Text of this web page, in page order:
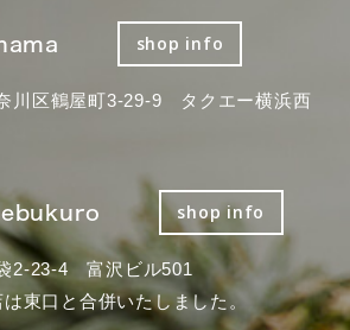
shop info
川区鶴屋町3-29-9 タクエー横浜西
shop info
2-23-4 富沢ビル501
東口と合併いたしました。